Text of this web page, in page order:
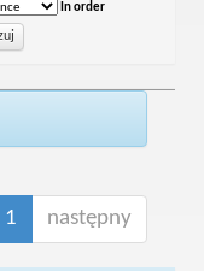
In order
1 następny